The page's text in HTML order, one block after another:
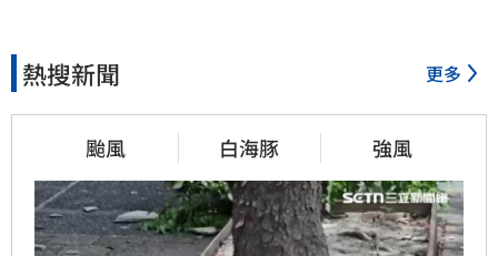
熱搜新聞 更多
颱風 白海豚 強風